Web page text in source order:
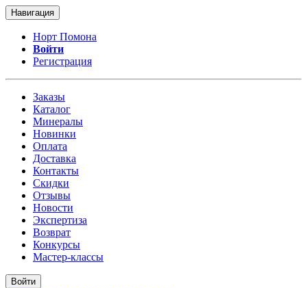
Навигация
Норт Помона
Войти
Регистрация
Заказы
Каталог
Минералы
Новинки
Оплата
Доставка
Контакты
Скидки
Отзывы
Новости
Экспертиза
Возврат
Конкурсы
Мастер-классы
Войти